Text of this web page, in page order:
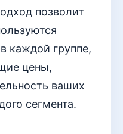
позволит
каждой группе,
цены,
ваших
сегмента.